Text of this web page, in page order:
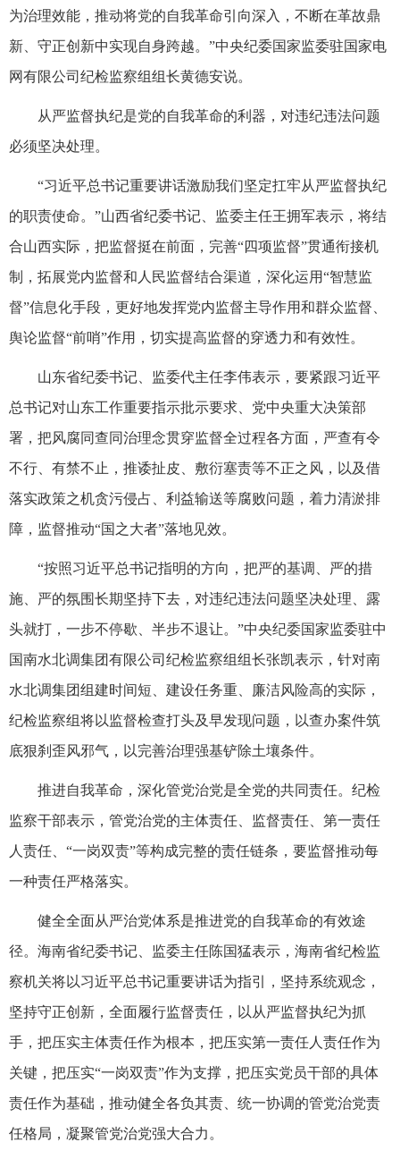
为治理效能，推动将党的自我革命引向深入，不断在革故鼎
新、守正创新中实现自身跨越。”中央纪委国家监委驻国家电
网有限公司纪检监察组组长黄德安说。
从严监督执纪是党的自我革命的利器，对违纪违法问题
必须坚决处理。
“习近平总书记重要讲话激励我们坚定扛牢从严监督执纪
的职责使命。”山西省纪委书记、监委主任王拥军表示，将结
合山西实际，把监督挺在前面，完善“四项监督”贯通衔接机
制，拓展党内监督和人民监督结合渠道，深化运用“智慧监
督”信息化手段，更好地发挥党内监督主导作用和群众监督、
舆论监督“前哨”作用，切实提高监督的穿透力和有效性。
山东省纪委书记、监委代主任李伟表示，要紧跟习近平
总书记对山东工作重要指示批示要求、党中央重大决策部
署，把风腐同查同治理念贯穿监督全过程各方面，严查有令
不行、有禁不止，推诿扯皮、敷衍塞责等不正之风，以及借
落实政策之机贪污侵占、利益输送等腐败问题，着力清淤排
障，监督推动“国之大者”落地见效。
“按照习近平总书记指明的方向，把严的基调、严的措
施、严的氛围长期坚持下去，对违纪违法问题坚决处理、露
头就打，一步不停歇、半步不退让。”中央纪委国家监委驻中
国南水北调集团有限公司纪检监察组组长张凯表示，针对南
水北调集团组建时间短、建设任务重、廉洁风险高的实际，
纪检监察组将以监督检查打头及早发现问题，以查办案件筑
底狠刹歪风邪气，以完善治理强基铲除土壤条件。
推进自我革命，深化管党治党是全党的共同责任。纪检
监察干部表示，管党治党的主体责任、监督责任、第一责任
人责任、“一岗双责”等构成完整的责任链条，要监督推动每
一种责任严格落实。
健全全面从严治党体系是推进党的自我革命的有效途
径。海南省纪委书记、监委主任陈国猛表示，海南省纪检监
察机关将以习近平总书记重要讲话为指引，坚持系统观念，
坚持守正创新，全面履行监督责任，以从严监督执纪为抓
手，把压实主体责任作为根本，把压实第一责任人责任作为
关键，把压实“一岗双责”作为支撑，把压实党员干部的具体
责任作为基础，推动健全各负其责、统一协调的管党治党责
任格局，凝聚管党治党强大合力。